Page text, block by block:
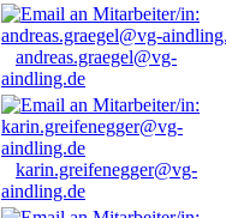
andreas.graegel@vg-
aindling.de
karin.greifenegger@vg-
aindling.de